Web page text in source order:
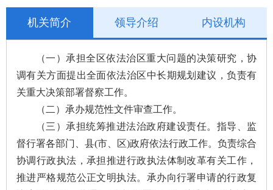
机关简介 领导介绍 内设机构
（一）承担全区依法治区重大问题的决策研究，协
调有关方面提出全面依法治区中长期规划建议，负责有
关重大决策部署督察工作。
（ 二 ） 承办规范性文件审查工作。
（三 ） 承担统筹推进法治政府建设责任。指导、监
督行署各部门、县(市、区)政府依法行政工作。负责综合
协调行政执法，承担推进行政执法体制改革有关工作，
推进严格规范公正文明执法。承办向行署申请的行政复